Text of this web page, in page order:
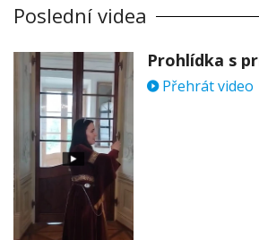
Poslední videa
Přehrát video